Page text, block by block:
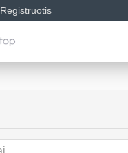
Registruotis